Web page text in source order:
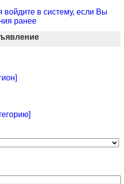
войдите в систему, если Вы
ранее